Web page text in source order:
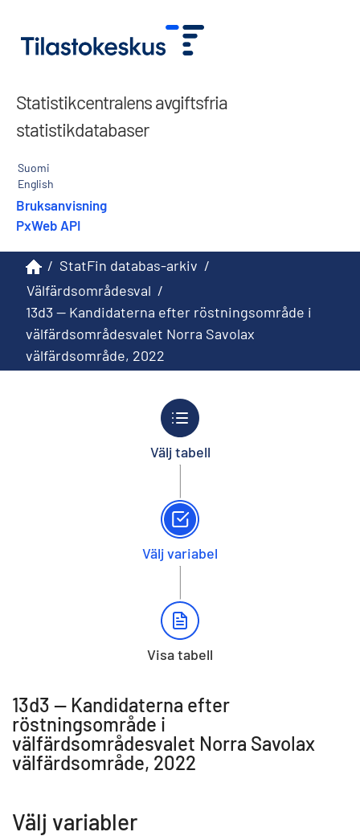
Statistikcentralens avgiftsfria
statistikdatabaser
Suomi
English
Bruksanvisning
PxWeb API
/ StatFin databas-arkiv /
Välfärdsområdesval /
13d3 -- Kandidaterna efter röstningsområde i
välfärdsområdesvalet Norra Savolax
välfärdsområde, 2022
Välj tabell
Välj variabel
Visa tabell
13d3 -- Kandidaterna efter
röstningsområde i
välfärdsområdesvalet Norra Savolax
välfärdsområde, 2022
Välj variabler